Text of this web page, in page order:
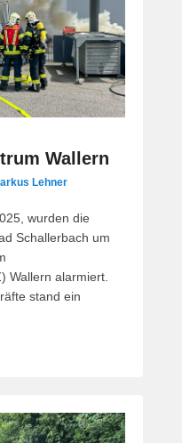
Wallern
Lehner
wurden die
Schallerbach um
Wallern alarmiert.
stand ein